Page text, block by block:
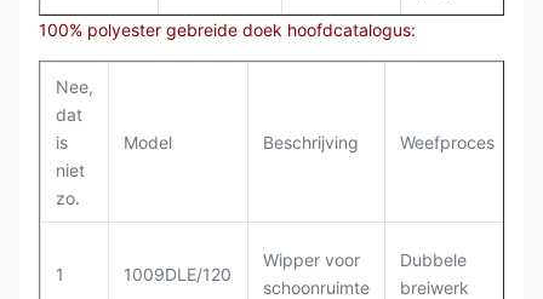
100% polyester gebreide doek hoofdcatalogus:
Nee,
dat
is
niet
zo.
Model Beschrijving Weefproces
1 1009DLE/120
Wipper voor
schoonruimte
Dubbele
breiwerk